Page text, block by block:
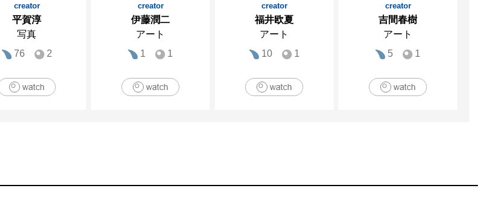
creator
平賀淳
写真
76
2
creator
伊藤潤二
アート
1
1
creator
福井欧夏
アート
10
1
creator
吉間春樹
アート
5
1